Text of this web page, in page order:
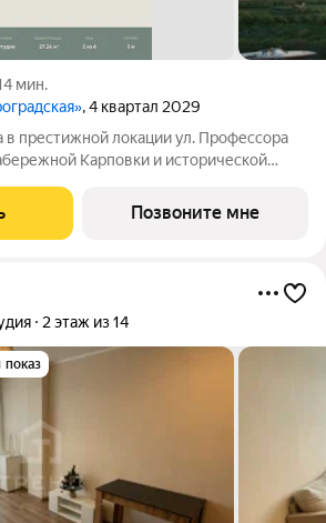
мин.
, 4 квартал 2029
локации ул. Профессора
Карповки и исторической
монастырь и реку Карповку. В пешей
Позвоните мне
2 этаж из 14
показ